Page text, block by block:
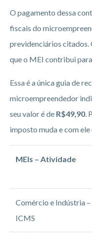
O pagamento dessa
fiscais do
previdenciários citados.
que o MEI contribui
Essa é a única guia de
microempreendedor
seu valor é de R$49,90.
imposto muda e com
MEIs – Atividade
Comércio e Indústria –
ICMS